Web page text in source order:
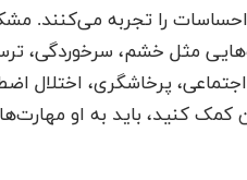
را تجربه می‌کنند.
مثل خشم، سرخوردگی،
پرخاشگری،‌ اختلال
کمک کنید، باید به او